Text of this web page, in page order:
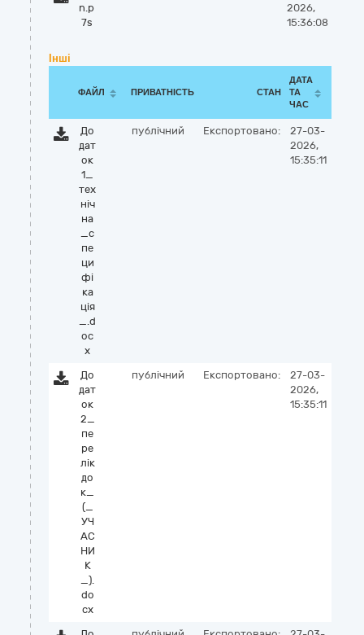
n.p
7s
2026,
15:36:08
Інші
ФАЙЛ ПРИВАТНІСТЬ СТАН
ДАТА
ТА
ЧАС
До
дат
ок
1_
тех
ніч
на
_с
пе
ци
фі
ка
ція
_.d
oc
x
публічний Експортовано:
27-03-
2026,
15:35:11
До
дат
ок
2_
пе
ре
лік
до
к_
(_
УЧ
АС
НИ
К
_).
do
cx
публічний Експортовано:
27-03-
2026,
15:35:11